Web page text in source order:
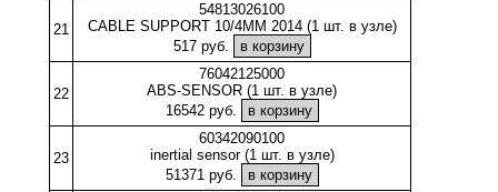
21
54813026100
CABLE SUPPORT 10/4MM 2014 (1 шт. в узле)
517 руб.
22
76042125000
ABS-SENSOR (1 шт. в узле)
16542 руб.
23
60342090100
inertial sensor (1 шт. в узле)
51371 руб.